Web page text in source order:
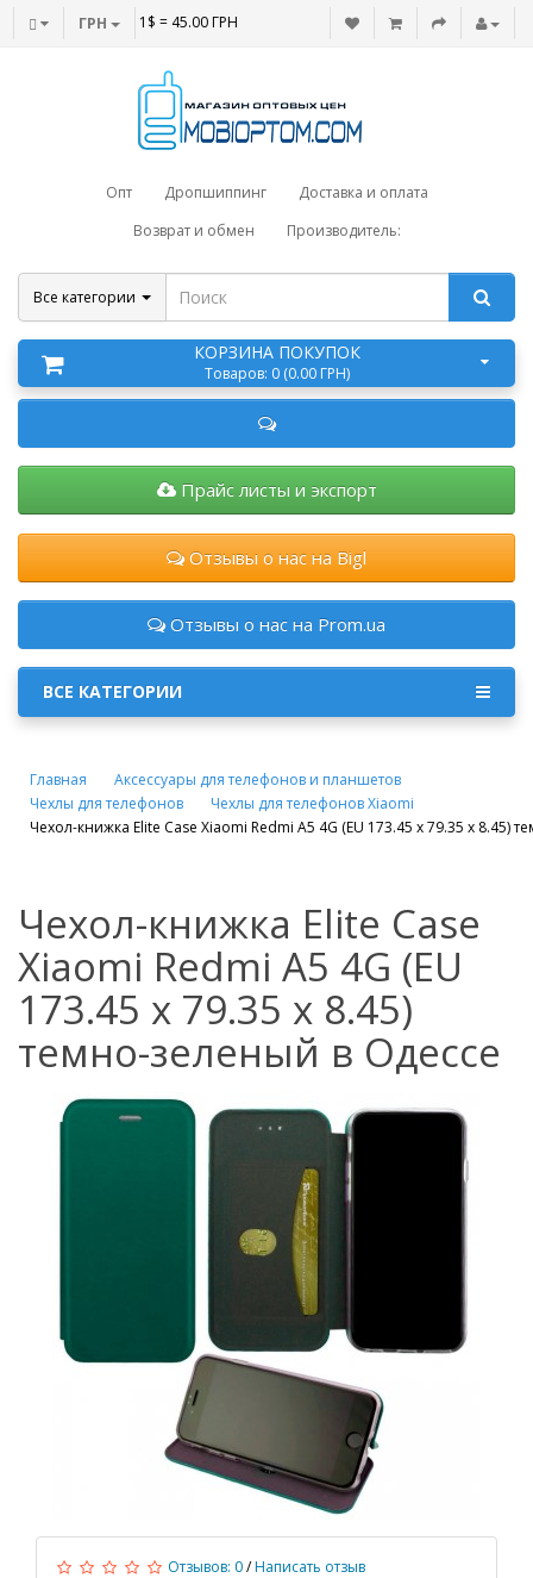
ГРН 1$ = 45.00 ГРН
Опт Дропшиппинг
Доставка и оплата
Возврат и обмен
Производитель:
Все категории
КОРЗИНА ПОКУПОК
Товаров: 0 (0.00 ГРН)
Прайс листы и экспорт
Отзывы о нас на Bigl
Отзывы о нас на Prom.ua
ВСЕ КАТЕГОРИИ
Главная
Аксессуары для телефонов и планшетов
Чехлы для телефонов
Чехлы для телефонов Xiaomi
Чехол-книжка Elite Case Xiaomi Redmi A5 4G (EU 173.45 x 79.35 x 8.45)
Чехол-книжка Elite Case
Xiaomi Redmi A5 4G (EU
173.45 x 79.35 x 8.45)
темно-зеленый в Одессе
Отзывов: 0/Написать отзыв